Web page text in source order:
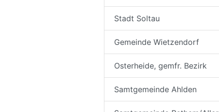
Stadt Soltau
Gemeinde Wietzendorf
Osterheide, gemfr. Bezirk
Samtgemeinde Ahlden